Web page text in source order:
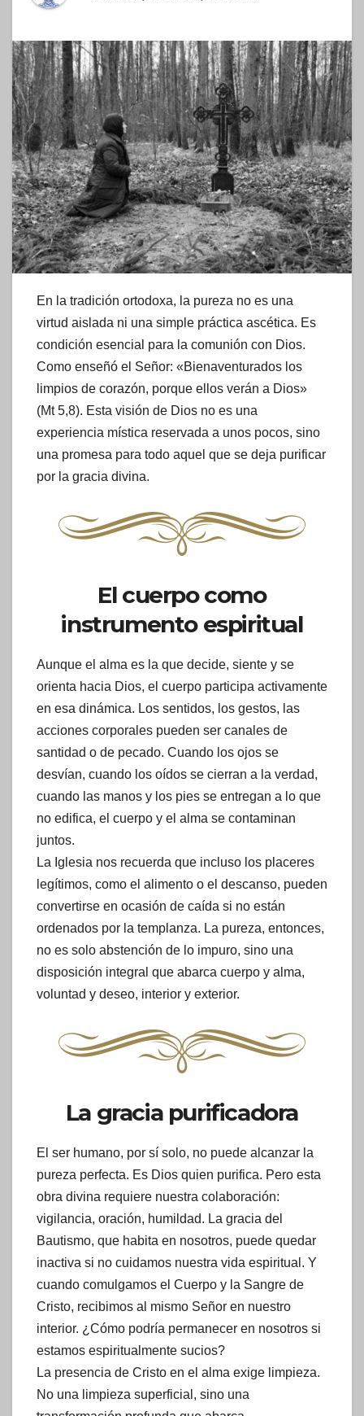
En la tradición ortodoxa, la pureza no es una
virtud aislada ni una simple práctica ascética. Es
condición esencial para la comunión con Dios.
Como enseñó el Señor: «Bienaventurados los
limpios de corazón, porque ellos verán a Dios»
(Mt 5,8). Esta visión de Dios no es una
experiencia mística reservada a unos pocos, sino
una promesa para todo aquel que se deja purificar
por la gracia divina.
El cuerpo como
instrumento espiritual
Aunque el alma es la que decide, siente y se
orienta hacia Dios, el cuerpo participa activamente
en esa dinámica. Los sentidos, los gestos, las
acciones corporales pueden ser canales de
santidad o de pecado. Cuando los ojos se
desvían, cuando los oídos se cierran a la verdad,
cuando las manos y los pies se entregan a lo que
no edifica, el cuerpo y el alma se contaminan
juntos.
La Iglesia nos recuerda que incluso los placeres
legítimos, como el alimento o el descanso, pueden
convertirse en ocasión de caída si no están
ordenados por la templanza. La pureza, entonces,
no es solo abstención de lo impuro, sino una
disposición integral que abarca cuerpo y alma,
voluntad y deseo, interior y exterior.
La gracia purificadora
El ser humano, por sí solo, no puede alcanzar la
pureza perfecta. Es Dios quien purifica. Pero esta
obra divina requiere nuestra colaboración:
vigilancia, oración, humildad. La gracia del
Bautismo, que habita en nosotros, puede quedar
inactiva si no cuidamos nuestra vida espiritual. Y
cuando comulgamos el Cuerpo y la Sangre de
Cristo, recibimos al mismo Señor en nuestro
interior. ¿Cómo podría permanecer en nosotros si
estamos espiritualmente sucios?
La presencia de Cristo en el alma exige limpieza.
No una limpieza superficial, sino una